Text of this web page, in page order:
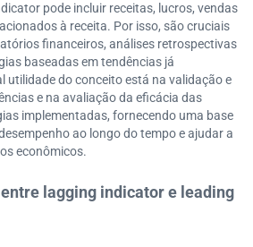
pode incluir receitas, lucros, vendas
à receita. Por isso, são cruciais
financeiros, análises retrospectivas
baseadas em tendências já
utilidade do conceito está na validação e
e na avaliação da eficácia das
implementadas, fornecendo uma base
ao longo do tempo e ajudar a
econômicos.
lagging indicator e leading